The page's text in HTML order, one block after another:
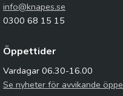
info@knapes.se
0300 68 15 15
Öppettider
Vardagar 06.30-16.00
Se nyheter för avvikande